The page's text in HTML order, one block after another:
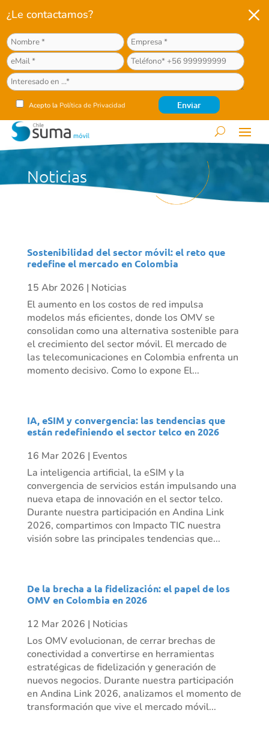
¿Le contactamos?
Acepto la Política de Privacidad
M
Noticias
Sostenibilidad del sector móvil: el reto que
redefine el mercado en Colombia
15 Abr 2026 | Noticias
El aumento en los costos de red impulsa
modelos más eficientes, donde los OMV se
consolidan como una alternativa sostenible para
el crecimiento del sector móvil. El mercado de
las telecomunicaciones en Colombia enfrenta un
momento decisivo. Como lo expone El...
IA, eSIM y convergencia: las tendencias que
están redefiniendo el sector telco en 2026
16 Mar 2026 | Eventos
La inteligencia artificial, la eSIM y la
convergencia de servicios están impulsando una
nueva etapa de innovación en el sector telco.
Durante nuestra participación en Andina Link
2026, compartimos con Impacto TIC nuestra
visión sobre las principales tendencias que...
De la brecha a la fidelización: el papel de los
OMV en Colombia en 2026
12 Mar 2026 | Noticias
Los OMV evolucionan, de cerrar brechas de
conectividad a convertirse en herramientas
estratégicas de fidelización y generación de
nuevos negocios. Durante nuestra participación
en Andina Link 2026, analizamos el momento de
transformación que vive el mercado móvil...